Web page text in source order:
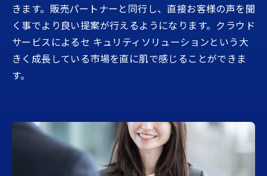
きます。販売パートナーと同行し、直接お客様の声を聞
く事でより良い提案が行えるようになります。クラウド
サービスによるセ キュリティソリューションという大
きく成長している市場を直に肌で感じることができま
す。